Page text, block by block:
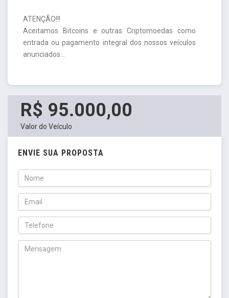
ATENÇÃO!!!
Aceitamos Bitcoins e outras Criptomoedas como
entrada ou pagamento integral dos nossos veículos
anunciados...
R$ 95.000,00
Valor do Veículo
ENVIE SUA PROPOSTA